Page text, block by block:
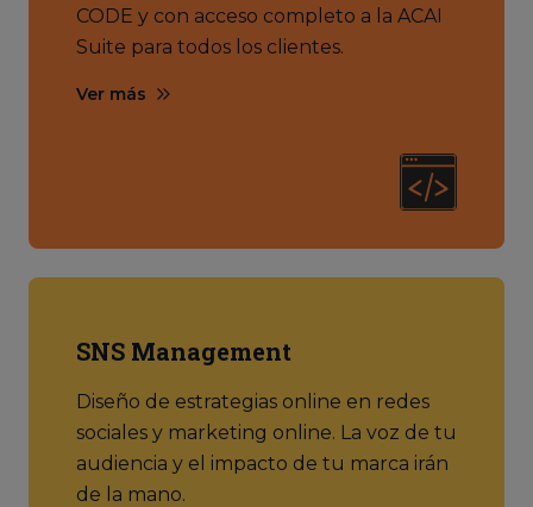
CODE y con acceso completo a la ACAI
Suite para todos los clientes.
Ver más
SNS Management
Diseño de estrategias online en redes
sociales y marketing online. La voz de tu
audiencia y el impacto de tu marca irán
de la mano.